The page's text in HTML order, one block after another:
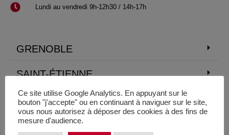
Lundi au vendredi 9h-12h30 / 14h-17h
GRENOBLE
SAINT-ÉTIENNE
LYON
ROANNE
Ce site utilise Google Analytics. En appuyant sur le
bouton "j'accepte" ou en continuant à naviguer sur le site,
vous nous autorisez à déposer des cookies à des fins de
mesure d'audience.